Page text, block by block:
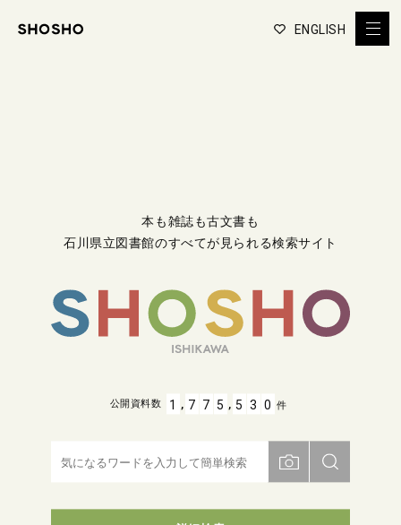
ENGLISH
本も雑誌も古文書も
石川県立図書館のすべてが見られる検索サイト
公開資料数 1 , 7 7 5 , 5 3 0 件